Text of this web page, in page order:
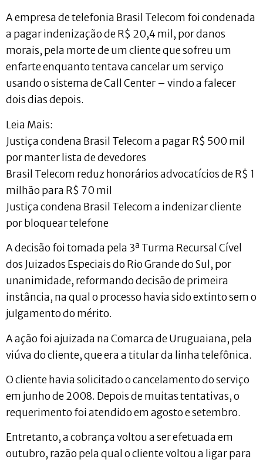
A empresa de telefonia Brasil Telecom foi condenada
a pagar indenização de R$ 20,4 mil, por danos
morais, pela morte de um cliente que sofreu um
enfarte enquanto tentava cancelar um serviço
usando o sistema de Call Center – vindo a falecer
dois dias depois.
Leia Mais:
Justiça condena Brasil Telecom a pagar R$ 500 mil
por manter lista de devedores
Brasil Telecom reduz honorários advocatícios de R$ 1
milhão para R$ 70 mil
Justiça condena Brasil Telecom a indenizar cliente
por bloquear telefone
A decisão foi tomada pela 3ª Turma Recursal Cível
dos Juizados Especiais do Rio Grande do Sul, por
unanimidade, reformando decisão de primeira
instância, na qual o processo havia sido extinto sem o
julgamento do mérito.
A ação foi ajuizada na Comarca de Uruguaiana, pela
viúva do cliente, que era a titular da linha telefônica.
O cliente havia solicitado o cancelamento do serviço
em junho de 2008. Depois de muitas tentativas, o
requerimento foi atendido em agosto e setembro.
Entretanto, a cobrança voltou a ser efetuada em
outubro, razão pela qual o cliente voltou a ligar para